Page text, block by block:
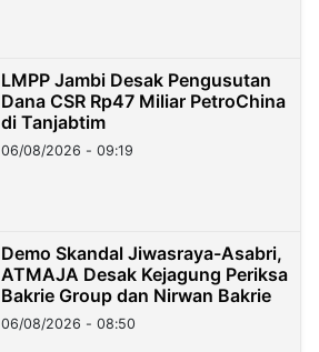
LMPP Jambi Desak Pengusutan
Dana CSR Rp47 Miliar PetroChina
di Tanjabtim
06/08/2026 - 09:19
Demo Skandal Jiwasraya-Asabri,
ATMAJA Desak Kejagung Periksa
Bakrie Group dan Nirwan Bakrie
06/08/2026 - 08:50